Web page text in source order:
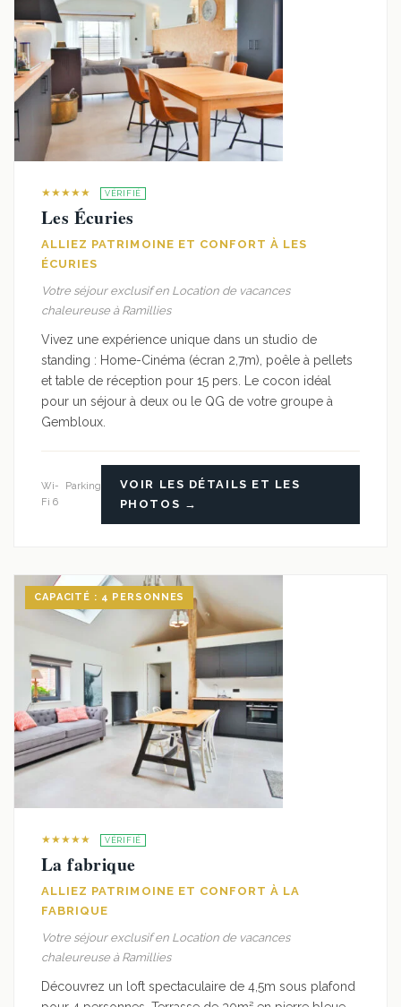
★★★★★ VÉRIFIÉ
Les Écuries
ALLIEZ PATRIMOINE ET CONFORT À LES
ÉCURIES
Votre séjour exclusif en Location de vacances
chaleureuse à Ramillies
Vivez une expérience unique dans un studio de
standing : Home-Cinéma (écran 2,7m), poêle à pellets
et table de réception pour 15 pers. Le cocon idéal
pour un séjour à deux ou le QG de votre groupe à
Gembloux.
Wi-
Fi 6
Parking
VOIR LES DÉTAILS ET LES
PHOTOS →
CAPACITÉ : 4 PERSONNES
★★★★★ VÉRIFIÉ
La fabrique
ALLIEZ PATRIMOINE ET CONFORT À LA
FABRIQUE
Votre séjour exclusif en Location de vacances
chaleureuse à Ramillies
Découvrez un loft spectaculaire de 4,5m sous plafond